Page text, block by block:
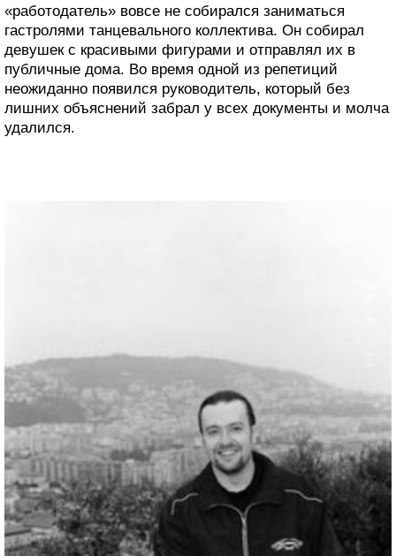
«работодатель» вовсе не собирался заниматься
гастролями танцевального коллектива. Он собирал
девушек с красивыми фигурами и отправлял их в
публичные дома. Во время одной из репетиций
неожиданно появился руководитель, который без
лишних объяснений забрал у всех документы и молча
удалился.